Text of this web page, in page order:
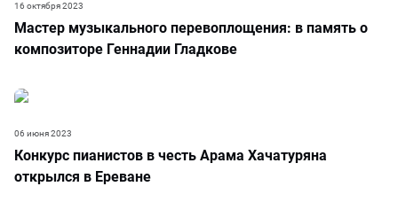
Мастер музыкального перевоплощения: в память о
композиторе Геннадии Гладкове
16 октября 2023
Конкурс пианистов в честь Арама Хачатуряна
открылся в Ереване
06 июня 2023